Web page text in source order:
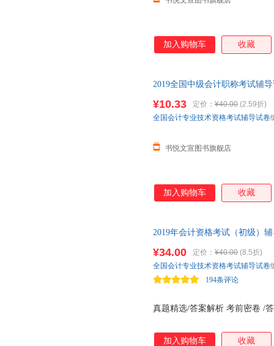
加入购物车 收藏
2019全国中级会计职称考试辅
消毒发货,品质保障.套装单售,
¥10.33 定价： ¥40.00 (2.59折)
书悦文宣图书旗舰店
全国会计专业技术资格考试辅导试卷
加入购物车 收藏
2019年会计资格考试（初级）
真题精选/答案解析 考前密卷 /
¥34.00 定价： ¥40.00 (8.5折)
194条评论
全国会计专业技术资格考试辅导试卷
加入购物车 收藏